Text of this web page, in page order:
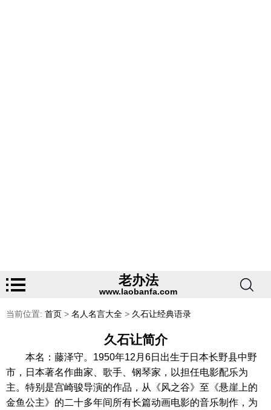
老办法
www.laobanfa.com
当前位置: 首页 > 名人名言大全 > 久石让经典语录
久石让简介
本名：藤泽守。1950年12月6日出生于日本长野县中野
市，日本著名作曲家、歌手、钢琴家，以担任电影配乐为
主。特别是宫崎骏导演的作品，从《风之谷》至《悬崖上的
金鱼公主》的二十多年间所有长篇动画电影的音乐制作，为